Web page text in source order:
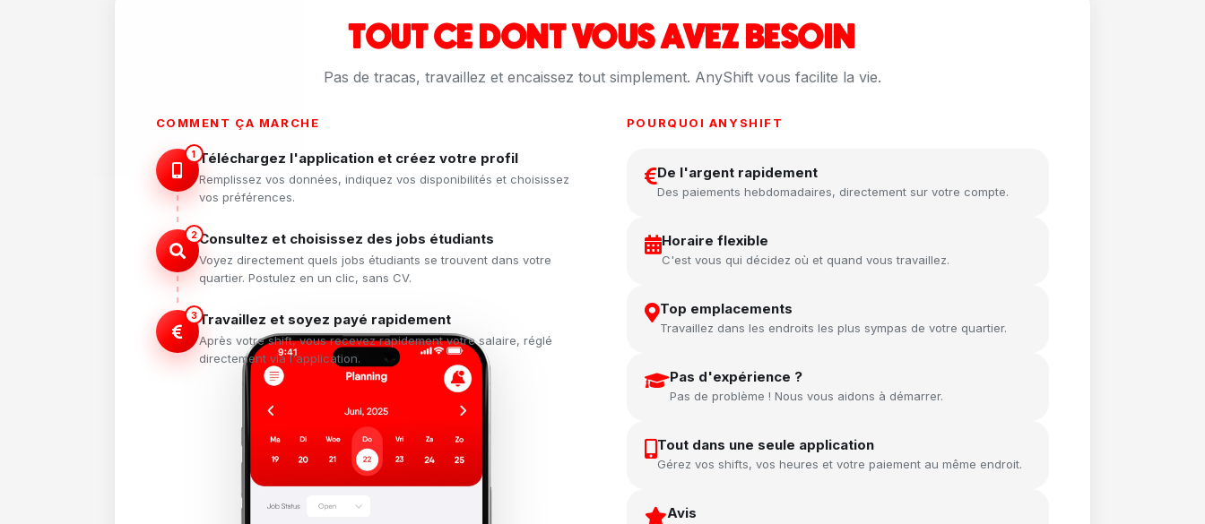
TOUT CE DONT VOUS AVEZ BESOIN
Pas de tracas, travaillez et encaissez tout simplement. AnyShift vous facilite la vie.
COMMENT ÇA MARCHE
1 Téléchargez l'application et créez votre profil
Remplissez vos données, indiquez vos disponibilités et choisissez
vos préférences.
2Consultez et choisissez des jobs étudiants
Voyez directement quels jobs étudiants se trouvent dans votre
quartier. Postulez en un clic, sans CV.
3Travaillez et soyez payé rapidement
Après votre shift, vous recevez rapidement votre salaire, réglé
directement via l'application.
POURQUOI ANYSHIFT
De l'argent rapidement
Des paiements hebdomadaires, directement sur votre compte.
Horaire flexible
C'est vous qui décidez où et quand vous travaillez.
Top emplacements
Travaillez dans les endroits les plus sympas de votre quartier.
Pas d'expérience ?
Pas de problème ! Nous vous aidons à démarrer.
Tout dans une seule application
Gérez vos shifts, vos heures et votre paiement au même endroit.
Avis